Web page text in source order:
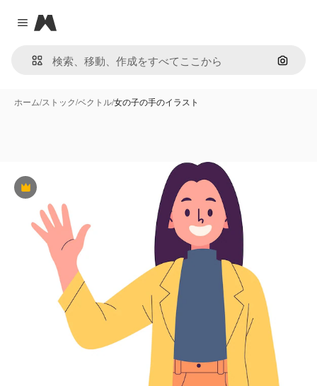
Close menu
Magnific
画像で
ホーム/ストック/ベクトル/女の子の手のイラスト
Premium